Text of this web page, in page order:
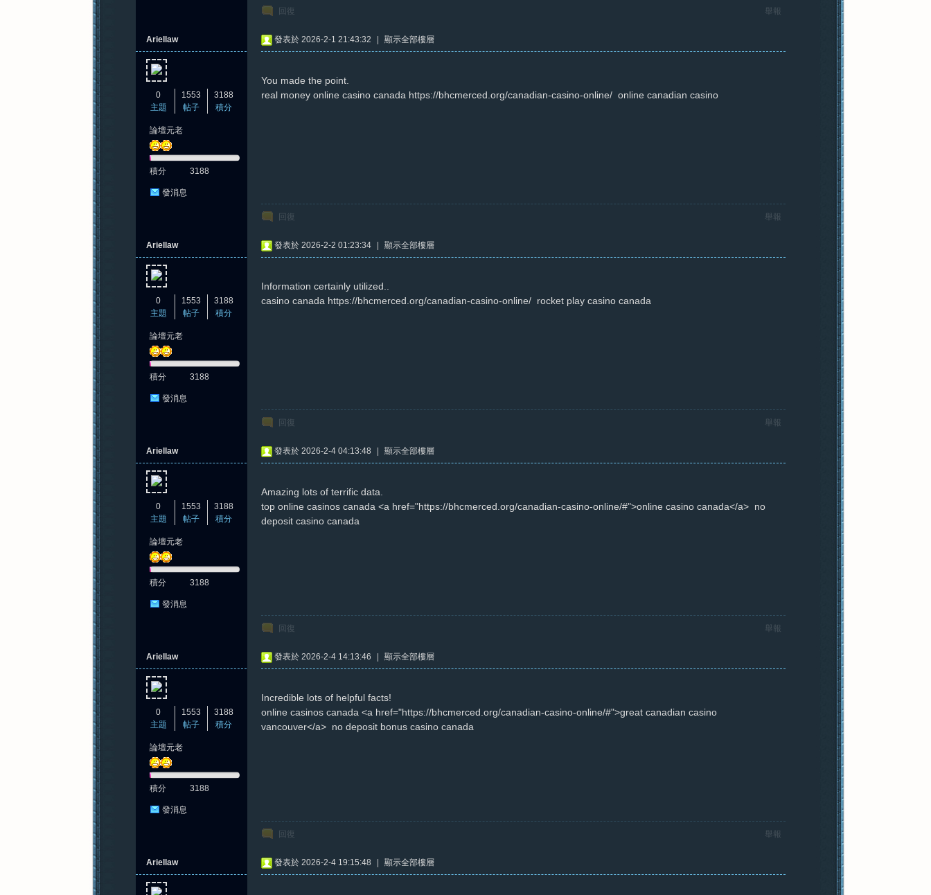
回復 舉報
Ariellaw
0
主題
1553
帖子
3188
積分
論壇元老
積分 3188
發消息
發表於 2026-2-1 21:43:32 顯示全部樓層
You made the point.
real money online casino canada https://bhcmerced.org/canadian-casino-online/ online canadian casino
回復 舉報
Ariellaw
0
主題
1553
帖子
3188
積分
論壇元老
積分 3188
發消息
發表於 2026-2-2 01:23:34 顯示全部樓層
Information certainly utilized..
casino canada https://bhcmerced.org/canadian-casino-online/ rocket play casino canada
回復 舉報
Ariellaw
0
主題
1553
帖子
3188
積分
論壇元老
積分 3188
發消息
發表於 2026-2-4 04:13:48 顯示全部樓層
Amazing lots of terrific data.
top online casinos canada <a href="https://bhcmerced.org/canadian-casino-online/#">online casino canada</a> no
deposit casino canada
回復 舉報
Ariellaw
0
主題
1553
帖子
3188
積分
論壇元老
積分 3188
發消息
發表於 2026-2-4 14:13:46 顯示全部樓層
Incredible lots of helpful facts!
online casinos canada <a href="https://bhcmerced.org/canadian-casino-online/#">great canadian casino
vancouver</a> no deposit bonus casino canada
回復 舉報
Ariellaw 發表於 2026-2-4 19:15:48 顯示全部樓層